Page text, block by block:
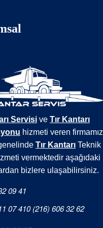
Servisi ve Tır Kantarı
hizmeti veren firmamız
Tır Kantarı Teknik
vermektedir aşağıdaki
bizlere ulaşabilirsiniz.
09 41
07 410 (216) 606 32 62